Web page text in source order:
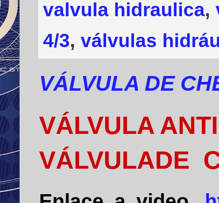
valvula hidraulica,
4/3, válvulas
VÁLVULA DE
VÁLVULA
VÁLVULADE